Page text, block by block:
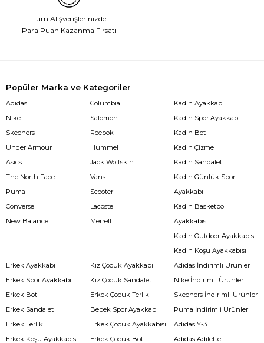
Tüm Alışverişlerinizde
Para Puan Kazanma Fırsatı
Popüler Marka ve Kategoriler
Adidas
Nike
Skechers
Under Armour
Asics
The North Face
Puma
Converse
New Balance
Columbia
Salomon
Reebok
Hummel
Jack Wolfskin
Vans
Scooter
Lacoste
Merrell
Kadın Ayakkabı
Kadın Spor Ayakkabı
Kadın Bot
Kadın Çizme
Kadın Sandalet
Kadın Günlük Spor
Ayakkabı
Kadın Basketbol
Ayakkabısı
Kadın Outdoor Ayakkabısı
Kadın Koşu Ayakkabısı
Erkek Ayakkabı
Erkek Spor Ayakkabı
Erkek Bot
Erkek Sandalet
Erkek Terlik
Erkek Koşu Ayakkabısı
Kız Çocuk Ayakkabı
Kız Çocuk Sandalet
Erkek Çocuk Terlik
Bebek Spor Ayakkabı
Erkek Çocuk Ayakkabısı
Erkek Çocuk Bot
Adidas İndirimli Ürünler
Nike İndirimli Ürünler
Skechers İndirimli Ürünler
Puma İndirimli Ürünler
Adidas Y-3
Adidas Adilette